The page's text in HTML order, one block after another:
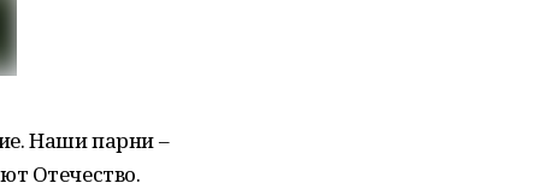
Наши парни –
Отечество.